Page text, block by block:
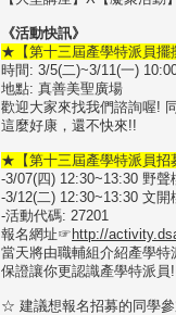
《活動快訊》
★【第十三屆產學特派員擺
時間: 3/5(二)~3/11(一)
地點: 真善美聖廣場
歡迎大家來找我們諮詢喔!
這麼好康，還不快來!!
★【第十三屆產學特派員招
-3/07(四) 12:30~13:30 野聲
-3/12(二) 12:30~13:30 文開
-活動代碼: 27201
報名網址☞ http://
當天將由職輔組介紹產學特
保證讓你更認識產學特派
☆ 建議想報名招募的同學